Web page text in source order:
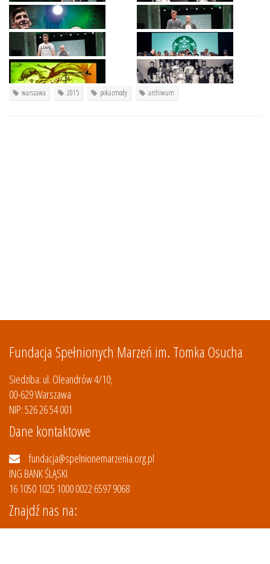
warszawa 2015 pokazmody archiwum
Fundacja Spełnionych Marzeń im. Tomka Osucha
Siedziba: ul. Oleandrów 4/10;
00-629 Warszawa
NIP: 526 26 54 001
Dane kontaktowe
fundacja@spelnionemarzenia.org.pl
ING BANK ŚLĄSKI
16 1050 1025 1000 0022 6597 9068
Znajdź nas na: